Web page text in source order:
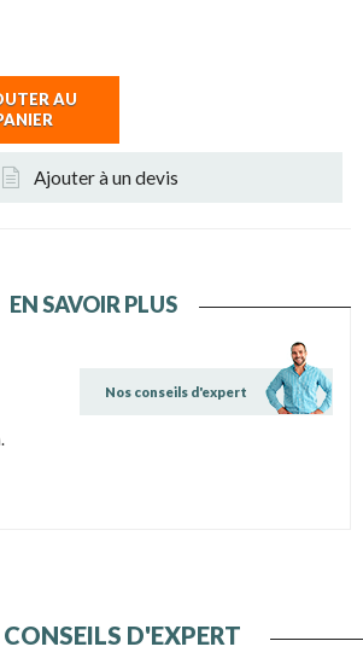
AU
Ajouter à un devis
EN SAVOIR PLUS
Nos conseils d'expert
D'EXPERT